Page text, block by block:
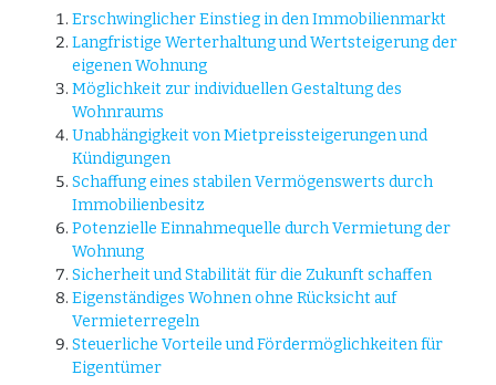
Erschwinglicher Einstieg in den Immobilienmarkt
Langfristige Werterhaltung und Wertsteigerung der
eigenen Wohnung
Möglichkeit zur individuellen Gestaltung des
Wohnraums
Unabhängigkeit von Mietpreissteigerungen und
Kündigungen
Schaffung eines stabilen Vermögenswerts durch
Immobilienbesitz
Potenzielle Einnahmequelle durch Vermietung der
Wohnung
Sicherheit und Stabilität für die Zukunft schaffen
Eigenständiges Wohnen ohne Rücksicht auf
Vermieterregeln
Steuerliche Vorteile und Fördermöglichkeiten für
Eigentümer